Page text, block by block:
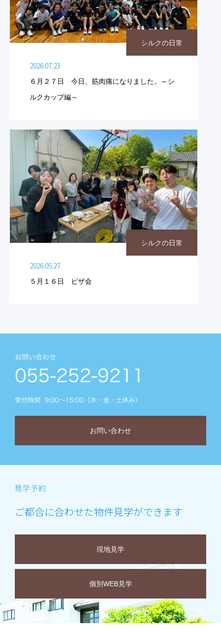
シルクの日常
2026.07.23
６月２７日 今日、筋肉痛になりました。～シ
ルクカップ編～
シルクの日常
2026.05.27
５月１６日 ピザ会
お問い合わせ
ご都合に合わせた物件見学ができます
現地見学
個別WEB見学